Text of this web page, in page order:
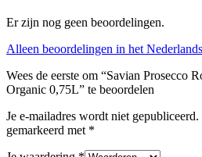
Er zijn nog geen beoordelingen.
Alleen beoordelingen in het
Wees de eerste om “Savian Prosecco
Organic 0,75L” te beoordelen
Je e-mailadres wordt niet gepubliceerd.
gemarkeerd met *